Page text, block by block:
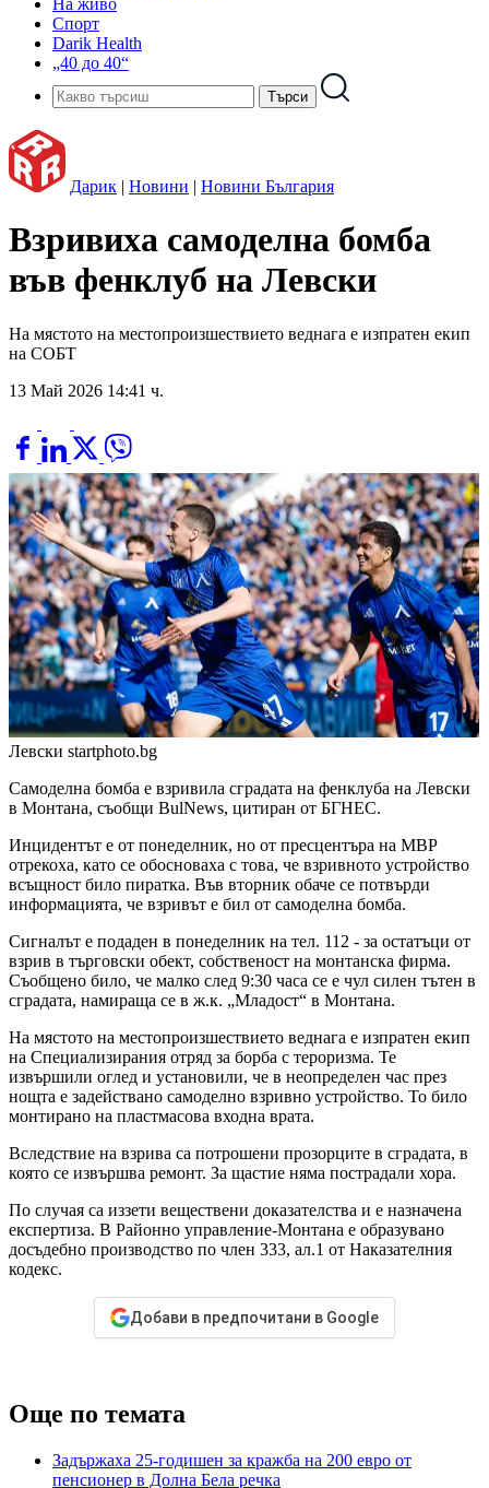
На живо
Спорт
Darik Health
„40 до 40“
Дарик | Новини | Новини България
Взривиха самоделна бомба
във фенклуб на Левски
На мястото на местопроизшествието веднага е изпратен екип
на СОБТ
13 Май 2026 14:41 ч.
Левски startphoto.bg
Самоделна бомба е взривила сградата на фенклуба на Левски
в Монтана, съобщи BulNews, цитиран от БГНЕС.
Инцидентът е от понеделник, но от пресцентъра на МВР
отрекоха, като се обосноваха с това, че взривното устройство
всъщност било пиратка. Във вторник обаче се потвърди
информацията, че взривът е бил от самоделна бомба.
Сигналът е подаден в понеделник на тел. 112 - за остатъци от
взрив в търговски обект, собственост на монтанска фирма.
Съобщено било, че малко след 9:30 часа се е чул силен тътен в
сградата, намираща се в ж.к. „Младост“ в Монтана.
На мястото на местопроизшествието веднага е изпратен екип
на Специализирания отряд за борба с тероризма. Те
извършили оглед и установили, че в неопределен час през
нощта е задействано самоделно взривно устройство. То било
монтирано на пластмасова входна врата.
Вследствие на взрива са потрошени прозорците в сградата, в
която се извършва ремонт. За щастие няма пострадали хора.
По случая са иззети веществени доказателства и е назначена
експертиза. В Районно управление-Монтана е образувано
досъдебно производство по член 333, ал.1 от Наказателния
кодекс.
Добави в предпочитани в Google
Още по темата
Задържаха 25-годишен за кражба на 200 евро от
пенсионер в Долна Бела речка